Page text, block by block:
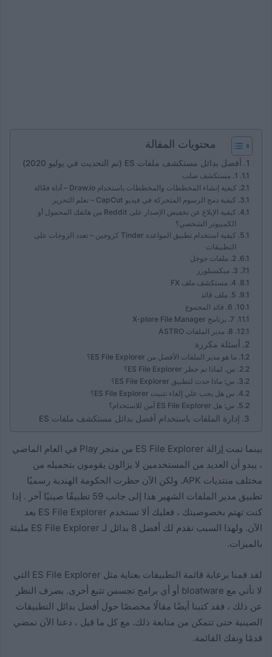
محتويات المقالة
أفضل بدائل مستكشف ملفات ES (تم التحديث في يوليو 2020)
1. مستكشف صلب
كيفية إنشاء المخططات والمخططات باستخدام Draw.io – أداة فعّالة
كيفية دمج الرسوم المتحركة في فيديو CapCut – تعلم التحرير
كيفية الإبلاغ عن تخفيض الإصدار على Reddit من هاتفك المحمول أو
الكمبيوتر الشخصي؟
كيفية استخدام تطبيق المواعدة Tinder كزوجين – تعدد الزوجات على
التطبيقات
2. ملفات جوجل
3. ميكسبلورر
4. مستكشف ملف FX
5. ملف قائد
6. قائد المجموع
7. برنامج X-plore File Manager
8. مدير الملفات ASTRO
أسئلة مكررة
ما هو مدير الملفات الأفضل من ES File Explorer؟
س. لماذا تم حظر ES File Explorer؟
س: ماذا حدث لتطبيق ES File Explorer؟
س هل يجب علي إلغاء تثبيت ES File Explorer؟
س: هل ES File Explorer آمن للاستخدام؟
إدارة الملفات باستخدام أفضل بدائل مستكشف ملفات ES
بينما تمت إزالة ES File Explorer من متجر Play في العام الماضي
، يبدو أن العديد من المستخدمين لا يزالون يقومون بتحميله من
مختلف منتديات APK. ولكن الآن حظرت الحكومة الهندية رسميًا
تطبيق مدير الملفات الشهير هذا إلى جانب 59 تطبيقًا صينيًا آخر . إذا
كنت تهتم بخصوصيتك ، فعليك ألا تستخدم ES File Explorer بعد
الآن. ولهذا السبب نقدم لك أفضل 8 بدائل لـ ES File Explorer مليئة
بالميزات.
لقد قمنا برعاية قائمة التطبيقات بعناية مثل ES File Explorer التي
لا تأتي مع bloatware أو أي برامج تجسس تتبع أخرى. بصرف النظر
عن ذلك ، فقد كتبنا أيضًا مقالًا مخصصًا حول أفضل بدائل التطبيقات
الصينية حتى تتمكن من متابعة ذلك. مع كل ما قيل ، دعنا الآن نمضي
قدمًا ونفك القائمة.